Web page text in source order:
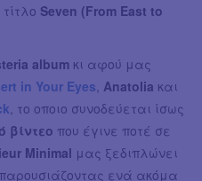
Seven (From East to
album κι αφού μας
in Your Eyes Anatolia και
, το οποιο συνοδεύεται ίσως
βίντεο που έγινε ποτέ σε
Minimal μας ξεδιπλώνει
παρουσιάζoντας ενά ακόμα